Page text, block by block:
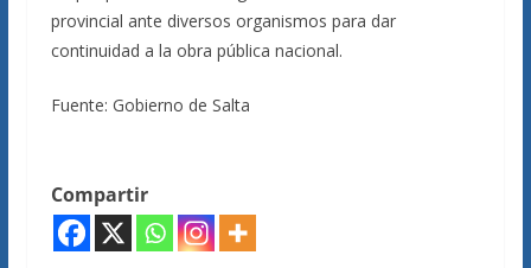
provincial ante diversos organismos para dar
continuidad a la obra pública nacional.
Fuente: Gobierno de Salta
Compartir